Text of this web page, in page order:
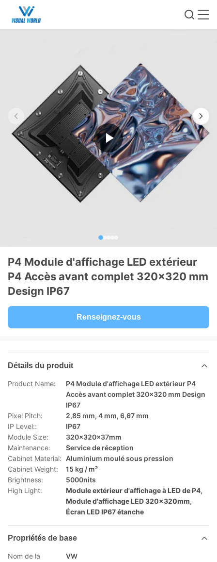
P4 Module d'affichage LED extérieur
P4 Accès avant complet 320x320 mm
Design IP67
Renseignez-vous
Détails du produit
Product Name:
P4 Module d'affichage LED extérieur P4
Accès avant complet 320x320 mm Design
IP67
Pixel Pitch:
2,85 mm, 4 mm, 6,67 mm
IP Level::
IP67
Module Size:
320x320x37mm
Maintenance:
Service de réception
Cabinet Material: Aluminium moulé sous pression
Cabinet Weight:
15 kg / m²
Brightness:
5000nits
High Light:
Module extérieur d'affichage à LED de P4,
Module d'affichage LED 320x320mm,
Écran LED IP67 étanche
Propriétés de base
Nom de la
VW